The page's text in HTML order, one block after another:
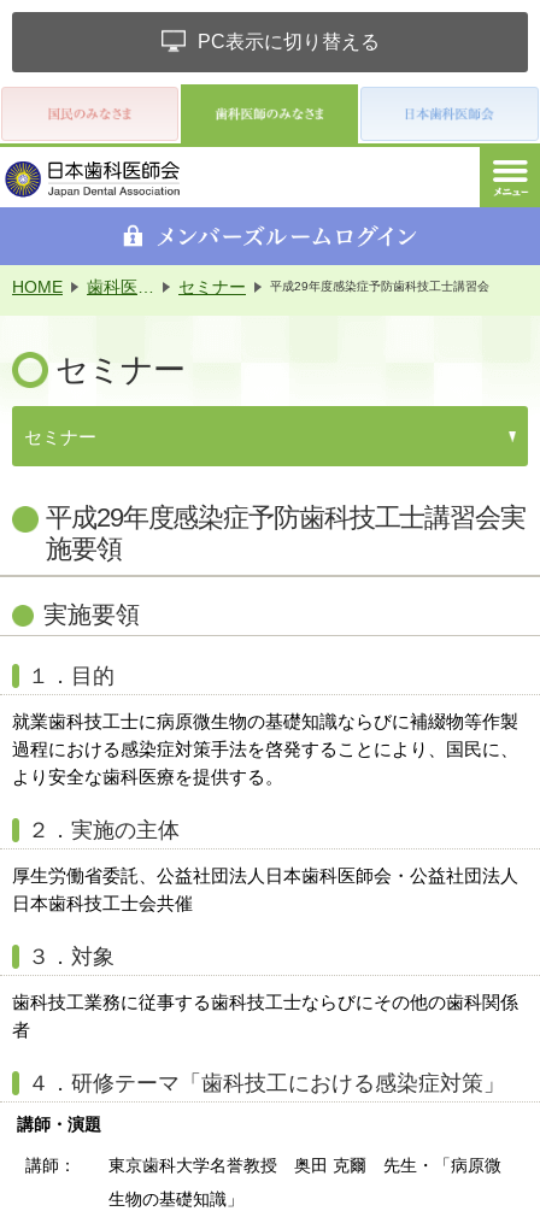
PC表示に切り替える
HOME セミナー 平成29年度感染症予防歯科技工士講習会
セミナー
セミナー
平成29年度感染症予防歯科技工士講習会実
施要領
実施要領
１．目的
就業歯科技工士に病原微生物の基礎知識ならびに補綴物等作製
過程における感染症対策手法を啓発することにより、国民に、
より安全な歯科医療を提供する。
２．実施の主体
厚生労働省委託、公益社団法人日本歯科医師会・公益社団法人
日本歯科技工士会共催
３．対象
歯科技工業務に従事する歯科技工士ならびにその他の歯科関係
者
４．研修テーマ「歯科技工における感染症対策」
講師・演題
講師：
東京歯科大学名誉教授 奥田 克爾 先生・「病原微
生物の基礎知識」